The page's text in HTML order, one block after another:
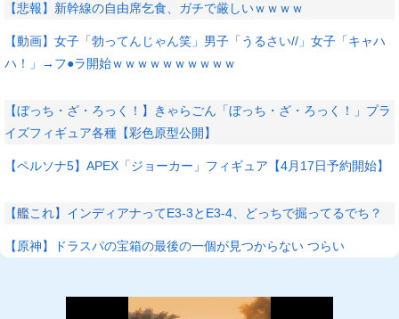
【悲報】新幹線の自由席乞食、ガチで厳しいｗｗｗｗ
【動画】女子「勃ってんじゃん笑」男子「うるさい//」女子「キャハ
ハ！」→フ●ラ開始ｗｗｗｗｗｗｗｗｗｗ
【ぼっち・ざ・ろっく！】きゃらごん「ぼっち・ざ・ろっく！」プラ
イズフィギュア各種【彩色原型公開】
【ペルソナ5】APEX「ジョーカー」フィギュア【4月17日予約開始】
【艦これ】インディアナってE3-3とE3-4、どっちで掘ってるでち？
【原神】ドラスパの宝箱の最後の一個が見つからない つらい